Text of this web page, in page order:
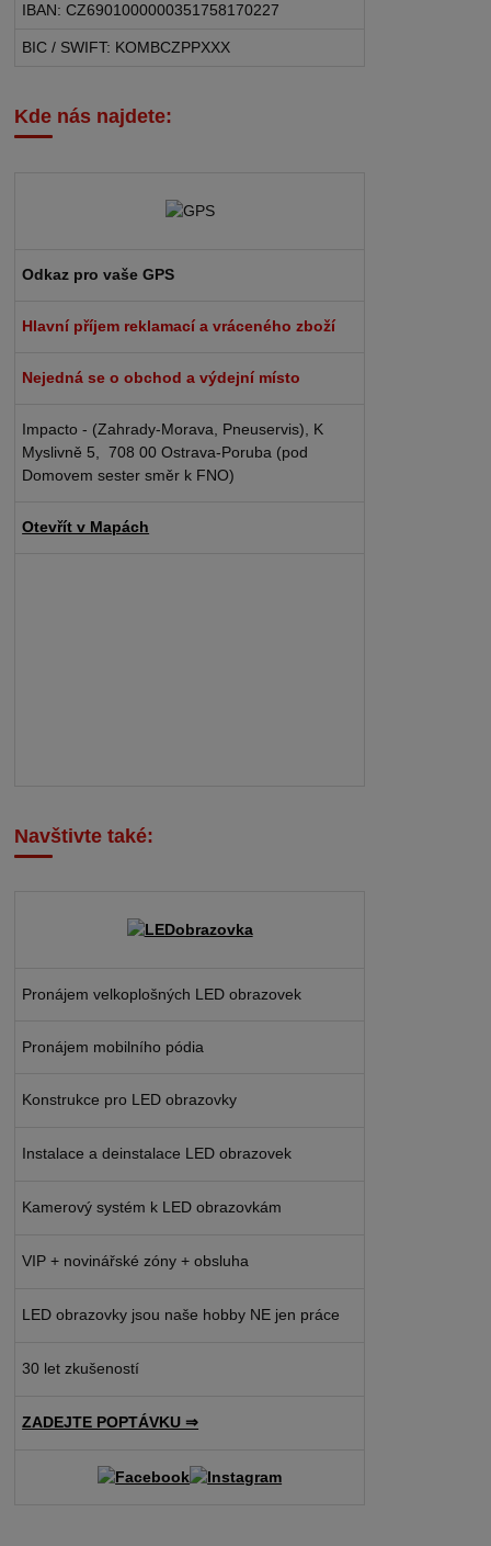
IBAN: CZ6901000000351758170227
BIC / SWIFT: KOMBCZPPXXX
Kde nás najdete:
Odkaz pro vaše GPS
Hlavní příjem reklamací a vráceného zboží
Nejedná se o obchod a výdejní místo
Impacto - (Zahrady-Morava, Pneuservis), K
Myslivně 5, 708 00 Ostrava-Poruba (pod
Domovem sester směr k FNO)
Otevřít v Mapách
Navštivte také:
Pronájem velkoplošných LED obrazovek
Pronájem mobilního pódia
Konstrukce pro LED obrazovky
Instalace a deinstalace LED obrazovek
Kamerový systém k LED obrazovkám
VIP + novinářské zóny + obsluha
LED obrazovky jsou naše hobby NE jen práce
30 let zkušeností
ZADEJTE POPTÁVKU ⇒